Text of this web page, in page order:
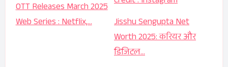
OTT Releases March 2025
Web Series : Netflix,…
Jisshu Sengupta Net
Worth 2025: करियर और
डिजिटल…